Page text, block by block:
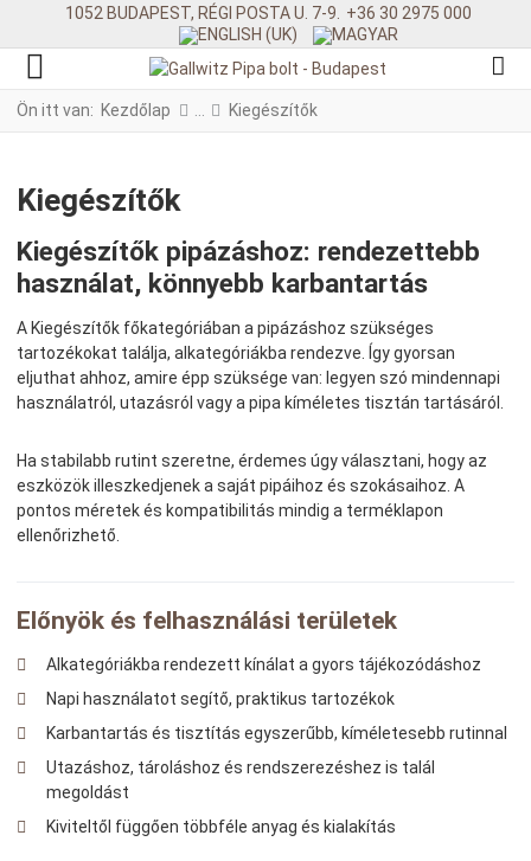
1052 BUDAPEST, RÉGI POSTA U. 7-9. +36 30 2975 000
Ön itt van: Kezdőlap Kiegészítők
Kiegészítők
Kiegészítők pipázáshoz: rendezettebb
használat, könnyebb karbantartás
A Kiegészítők főkategóriában a pipázáshoz szükséges
tartozékokat találja, alkategóriákba rendezve. Így gyorsan
eljuthat ahhoz, amire épp szüksége van: legyen szó mindennapi
használatról, utazásról vagy a pipa kíméletes tisztán tartásáról.
Ha stabilabb rutint szeretne, érdemes úgy választani, hogy az
eszközök illeszkedjenek a saját pipáihoz és szokásaihoz. A
pontos méretek és kompatibilitás mindig a terméklapon
ellenőrizhető.
Előnyök és felhasználási területek
Alkategóriákba rendezett kínálat a gyors tájékozódáshoz
Napi használatot segítő, praktikus tartozékok
Karbantartás és tisztítás egyszerűbb, kíméletesebb rutinnal
Utazáshoz, tároláshoz és rendszerezéshez is talál
megoldást
Kiviteltől függően többféle anyag és kialakítás